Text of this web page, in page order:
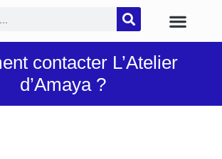
contacter L’Atelier
d’Amaya ?